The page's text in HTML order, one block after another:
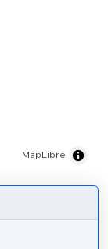
MapLibre